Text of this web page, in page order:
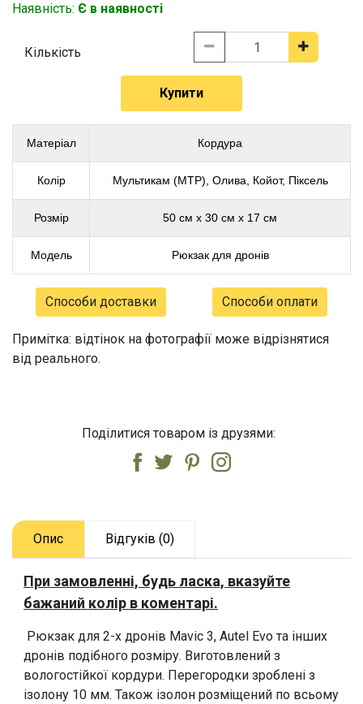
Наявність: Є в наявності
Кількість
Купити
Матеріал Кордура
Колір Мультикам (MTP), Олива, Койот, Піксель
Розмір 50 см х 30 см х 17 см
Модель Рюкзак для дронів
Способи доставки Способи оплати
Примітка: відтінок на фотографії може відрізнятися
від реального.
Поділитися товаром із друзями:
Опис Відгуків (0)
При замовленні, будь ласка, вказуйте
бажаний колір в коментарі.
Рюкзак для 2-х дронів Mavic 3, Autel Evo та інших
дронів подібного розміру. Виготовлений з
вологостійкої кордури. Перегородки зроблені з
ізолону 10 мм. Також ізолон розміщений по всьому